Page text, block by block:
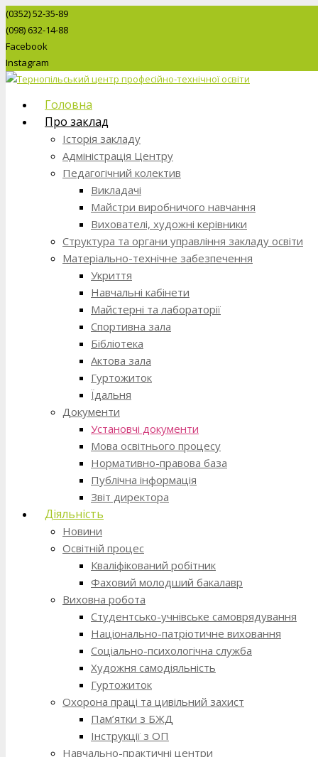
(0352) 52-35-89
(098) 632-14-88
Facebook
Instagram
Головна
Про заклад
Історія закладу
Адміністрація Центру
Педагогічний колектив
Викладачі
Майстри виробничого навчання
Вихователі, художні керівники
Структура та органи управління закладу освіти
Матеріально-технічне забезпечення
Укриття
Навчальні кабінети
Майстерні та лабораторії
Спортивна зала
Бібліотека
Актова зала
Гуртожиток
Їдальня
Документи
Установчі документи
Мова освітнього процесу
Нормативно-правова база
Публічна інформація
Звіт директора
Діяльність
Новини
Освітній процес
Кваліфікований робітник
Фаховий молодший бакалавр
Виховна робота
Студентсько-учнівське самоврядування
Національно-патріотичне виховання
Соціально-психологічна служба
Художня самодіяльність
Гуртожиток
Охорона праці та цивільний захист
Пам’ятки з БЖД
Інструкції з ОП
Навчально-практичні центри